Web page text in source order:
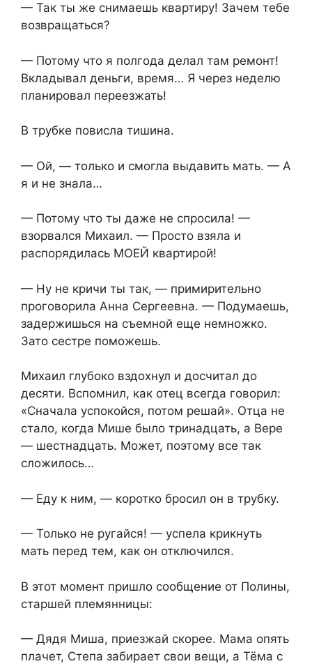
— Так ты же снимаешь квартиру! Зачем тебе
возвращаться?
— Потому что я полгода делал там ремонт!
Вкладывал деньги, время… Я через неделю
планировал переезжать!
В трубке повисла тишина.
— Ой, — только и смогла выдавить мать. — А
я и не знала…
— Потому что ты даже не спросила! —
взорвался Михаил. — Просто взяла и
распорядилась МОЕЙ квартирой!
— Ну не кричи ты так, — примирительно
проговорила Анна Сергеевна. — Подумаешь,
задержишься на съемной еще немножко.
Зато сестре поможешь.
Михаил глубоко вздохнул и досчитал до
десяти. Вспомнил, как отец всегда говорил:
«Сначала успокойся, потом решай». Отца не
стало, когда Мише было тринадцать, а Вере
— шестнадцать. Может, поэтому все так
сложилось…
— Еду к ним, — коротко бросил он в трубку.
— Только не ругайся! — успела крикнуть
мать перед тем, как он отключился.
В этот момент пришло сообщение от Полины,
старшей племянницы:
— Дядя Миша, приезжай скорее. Мама опять
плачет, Степа забирает свои вещи, а Тёма с